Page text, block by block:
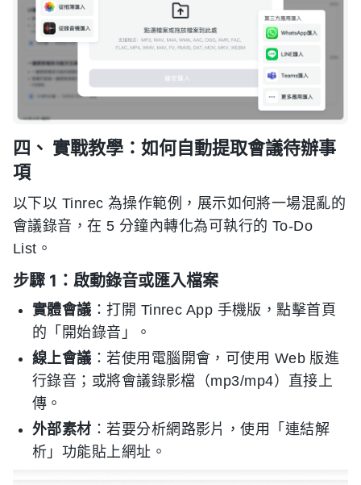
四、 實戰教學：如何自動提取會議待辦事
項
以下以 Tinrec 為操作範例，展示如何將一場混亂的
會議錄音，在 5 分鐘內轉化為可執行的 To-Do
List。
步驟 1：啟動錄音或匯入檔案
實體會議 ：打開 Tinrec App 手機版，點擊首頁
的「開始錄音」。
線上會議 ：若使用電腦開會，可使用 Web 版進
行錄音；或將會議錄影檔（mp3/mp4）直接上
傳。
外部素材 ：若要分析網路影片，使用「連結解
析」功能貼上網址。